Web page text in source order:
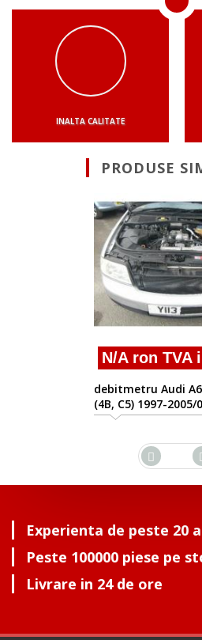
INALTA CALITATE
PRODUSE
Experienta de peste 20
Peste 100000 piese pe
Livrare in 24 de ore